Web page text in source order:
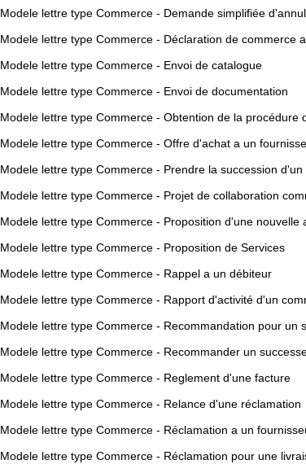
Modele lettre type Commerce - Demande simplifiée
Modele lettre type Commerce - Déclaration de commerce
Modele lettre type Commerce - Envoi de catalogue
Modele lettre type Commerce - Envoi de documentation
Modele lettre type Commerce - Obtention de la procédure
Modele lettre type Commerce - Offre d'achat a un
Modele lettre type Commerce - Prendre la succession
Modele lettre type Commerce - Projet de collaboration
Modele lettre type Commerce - Proposition d'une nouvelle
Modele lettre type Commerce - Proposition de Services
Modele lettre type Commerce - Rappel a un débiteur
Modele lettre type Commerce - Rapport d'activité d'un
Modele lettre type Commerce - Recommandation pour un
Modele lettre type Commerce - Recommander un
Modele lettre type Commerce - Reglement d'une facture
Modele lettre type Commerce - Relance d'une réclamation
Modele lettre type Commerce - Réclamation a un
Modele lettre type Commerce - Réclamation pour une